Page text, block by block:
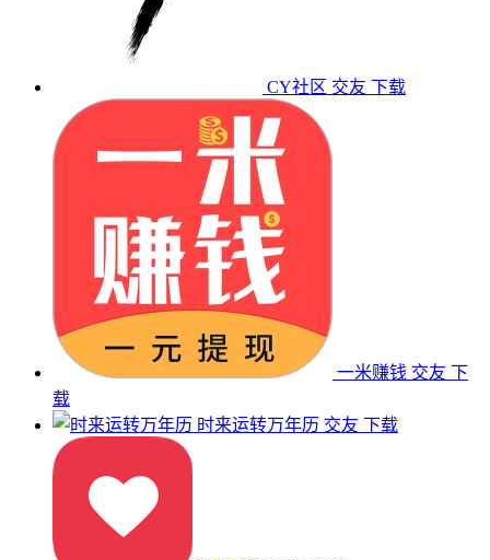
CY社区 交友 下载
一米赚钱 交友 下
载
时来运转万年历 交友 下载